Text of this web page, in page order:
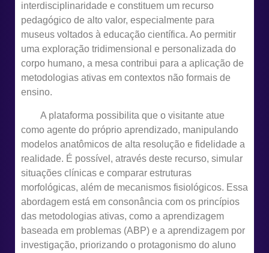
interdisciplinaridade e constituem um recurso
pedagógico de alto valor, especialmente para
museus voltados à educação científica. Ao permitir
uma exploração tridimensional e personalizada do
corpo humano, a mesa contribui para a aplicação de
metodologias ativas em contextos não formais de
ensino.
A plataforma possibilita que o visitante atue
como agente do próprio aprendizado, manipulando
modelos anatômicos de alta resolução e fidelidade a
realidade. É possível, através deste recurso, simular
situações clínicas e comparar estruturas
morfológicas, além de mecanismos fisiológicos. Essa
abordagem está em consonância com os princípios
das metodologias ativas, como a aprendizagem
baseada em problemas (ABP) e a aprendizagem por
investigação, priorizando o protagonismo do aluno